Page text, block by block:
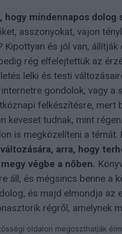
hogy mindennapos
asszonyokat, vajon
Kipottyan és jól van,
rég elfelejtettük az
lelki és testi
gondolok, vagy a
felkészítésre, mert
keveset tudnak, mint
is megközelíteni a témát.
arra, hogy
végbe a nőben.
áll, és mégsincs benne a
és majd elmondja az
régről, amelynek
oldalon megoszthatják